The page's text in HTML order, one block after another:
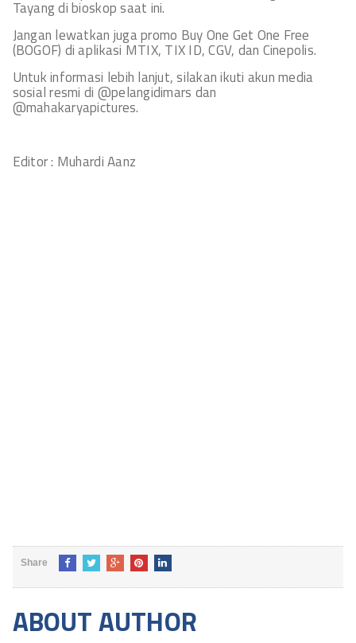
Tayang di bioskop saat ini.
Jangan lewatkan juga promo Buy One Get One Free
(BOGOF) di aplikasi MTIX, TIX ID, CGV, dan Cinepolis.
Untuk informasi lebih lanjut, silakan ikuti akun media
sosial resmi di @pelangidimars dan
@mahakaryapictures.
Editor : Muhardi Aanz
Share
ABOUT AUTHOR